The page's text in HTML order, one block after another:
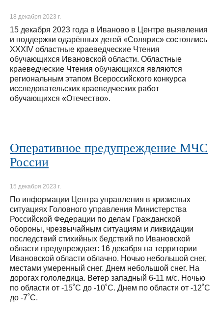
18 декабря 2023 г.
15 декабря 2023 года в Иваново в Центре выявления
и поддержки одарённых детей «Солярис» состоялись
ХХХIV областные краеведческие Чтения
обучающихся Ивановской области. Областные
краеведческие Чтения обучающихся являются
региональным этапом Всероссийского конкурса
исследовательских краеведческих работ
обучающихся «Отечество».
Оперативное предупреждение МЧС
России
15 декабря 2023 г.
По информации Центра управления в кризисных
ситуациях Головного управления Министерства
Российской Федерации по делам Гражданской
обороны, чрезвычайным ситуациям и ликвидации
последствий стихийных бедствий по Ивановской
области предупреждает: 16 декабря на территории
Ивановской области облачно. Ночью небольшой снег,
местами умеренный снег. Днем небольшой снег. На
дорогах гололедица. Ветер западный 6-11 м/с. Ночью
по области от -15˚С до -10˚С. Днем по области от -12˚С
до -7˚С.